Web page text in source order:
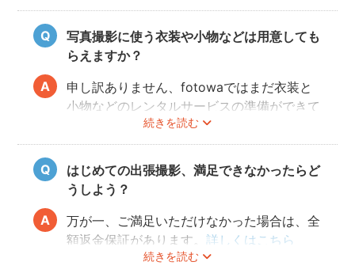
い。
フォトグラファーの都合により、ご希望の変
更日に対応できないこともありますので、あ
めることをオススメいたします。
写真撮影に使う衣装や小物などは用意しても
らえますか？
続きを読む
申し訳ありません、fotowaではまだ衣装と
小物などのレンタルサービスの準備ができて
おりませんので、お客様ご自身にご用意をお
願いしております。
はじめての出張撮影、満足できなかったらど
うしよう？
続きを読む
万が一、ご満足いただけなかった場合は、全
額返金保証があります。詳しくはこちら